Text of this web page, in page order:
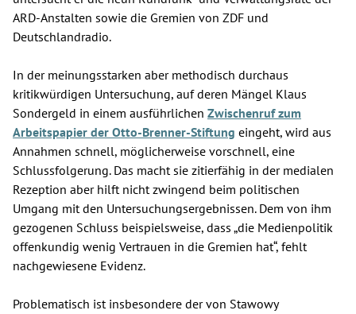
ARD-Anstalten sowie die Gremien von ZDF und
Deutschlandradio.
In der meinungsstarken aber methodisch durchaus
kritikwürdigen Untersuchung, auf deren Mängel Klaus
Sondergeld in einem ausführlichen Zwischenruf zum
Arbeitspapier der Otto-Brenner-Stiftung eingeht, wird aus
Annahmen schnell, möglicherweise vorschnell, eine
Schlussfolgerung. Das macht sie zitierfähig in der medialen
Rezeption aber hilft nicht zwingend beim politischen
Umgang mit den Untersuchungsergebnissen. Dem von ihm
gezogenen Schluss beispielsweise, dass „die Medienpolitik
offenkundig wenig Vertrauen in die Gremien hat“, fehlt
nachgewiesene Evidenz.
Problematisch ist insbesondere der von Stawowy